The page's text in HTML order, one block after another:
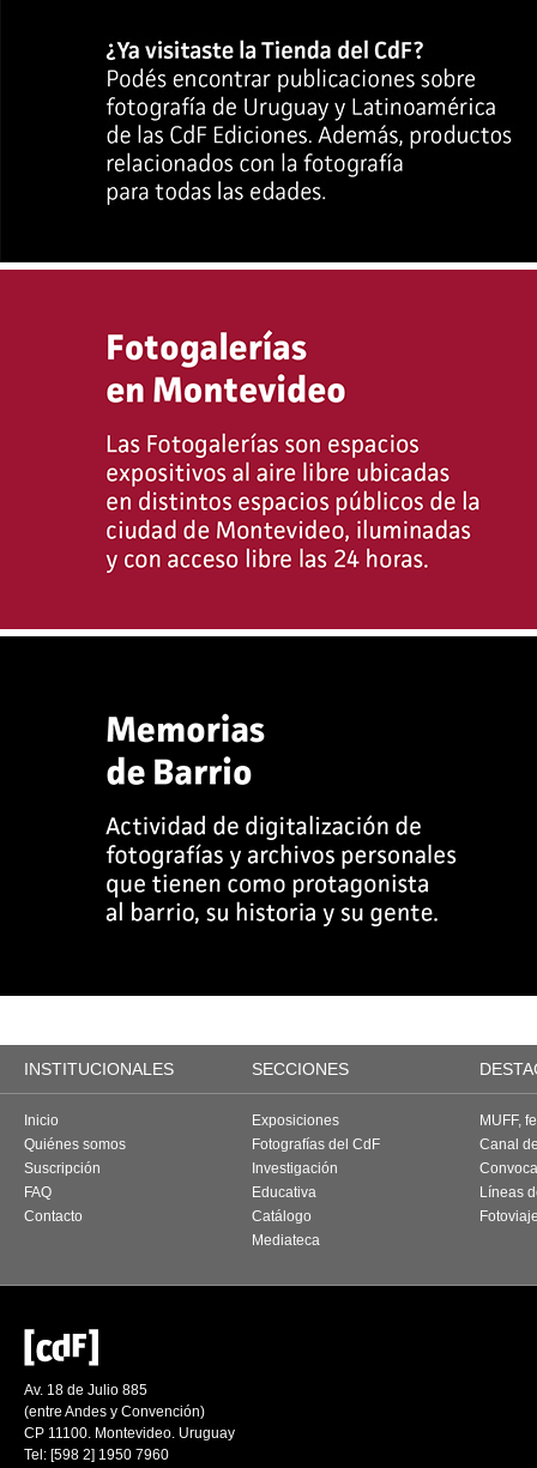
INSTITUCIONALES SECCIONES
Inicio
Quiénes somos
Suscripción
FAQ
Contacto
Exposiciones
Fotografías del CdF
Investigación
Educativa
Catálogo
Mediateca
MUFF,
Canal
Líneas
Av. 18 de Julio 885
(entre Andes y Convención)
CP 11100. Montevideo. Uruguay
Tel: [598 2] 1950 7960